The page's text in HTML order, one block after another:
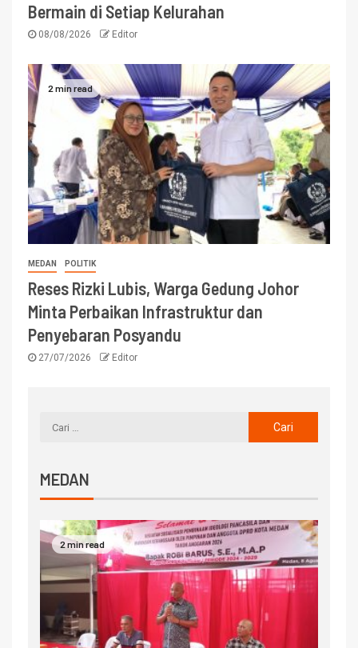
Bermain di Setiap Kelurahan
08/08/2026 Editor
2 min read
MEDAN POLITIK
Reses Rizki Lubis, Warga Gedung Johor
Minta Perbaikan Infrastruktur dan
Penyebaran Posyandu
27/07/2026 Editor
MEDAN
2 min read